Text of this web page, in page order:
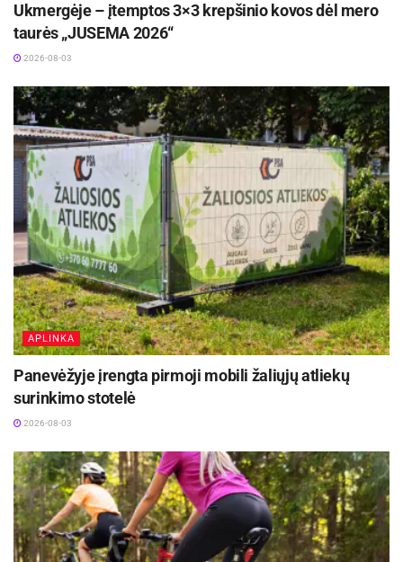
Ukmergėje – įtemptos 3×3 krepšinio kovos dėl mero
taurės „JUSEMA 2026“
2026-08-03
APLINKA
Panevėžyje įrengta pirmoji mobili žaliųjų atliekų
surinkimo stotelė
2026-08-03